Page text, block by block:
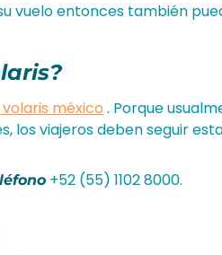
vuelo entonces también
méxico . Porque
los viajeros deben seguir
+52 (55) 1102 8000.